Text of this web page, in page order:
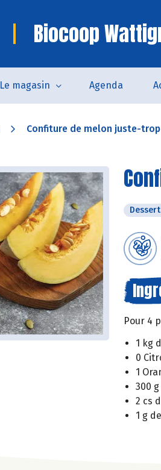
Biocoop
Le magasin Agenda
Confiture de melon juste-
Dessert
Pour 4
1 kg
0
1
300
2 cs
1 g